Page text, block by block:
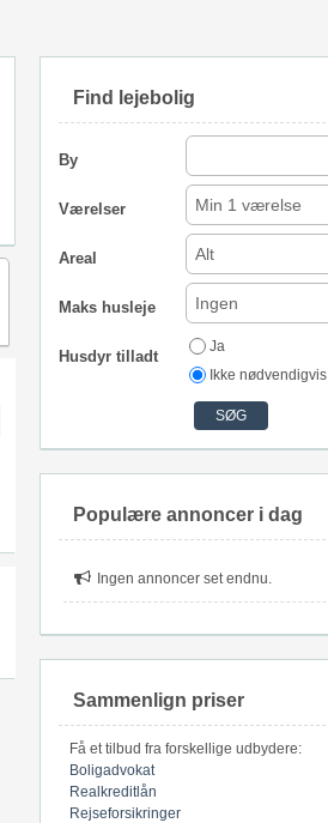
Find lejebolig
By
Værelser Min 1 værelse
Areal Alt
Maks husleje Ingen
Husdyr tilladt
Ja
Ikke nødvendigvis
Populære annoncer i dag
Ingen annoncer set endnu.
Sammenlign priser
Få et tilbud fra forskellige udbydere:
Boligadvokat
Realkreditlån
Rejseforsikringer